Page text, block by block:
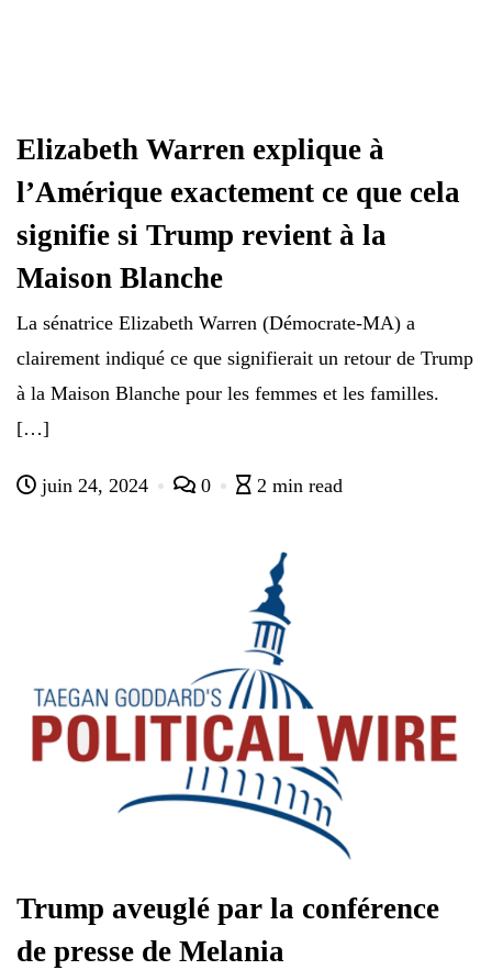
Elizabeth Warren explique à
l’Amérique exactement ce que cela
signifie si Trump revient à la
Maison Blanche
La sénatrice Elizabeth Warren (Démocrate-MA) a
clairement indiqué ce que signifierait un retour de Trump
à la Maison Blanche pour les femmes et les familles.
[…]
juin 24, 2024 0 2 min read
Trump aveuglé par la conférence
de presse de Melania